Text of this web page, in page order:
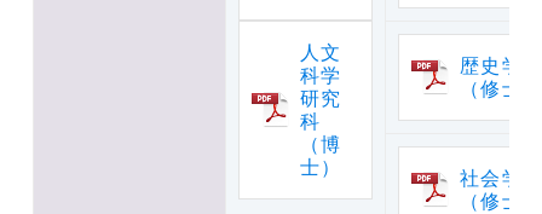
人文
科学
研究
科
（博
士）
歴史学
（修士
社会学
（修士